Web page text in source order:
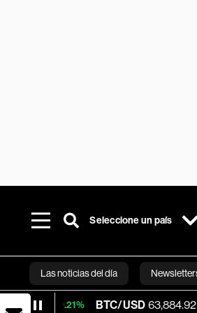
Seleccione un país
Las noticias del día
BTC/USD 63,884.92 +0.22%